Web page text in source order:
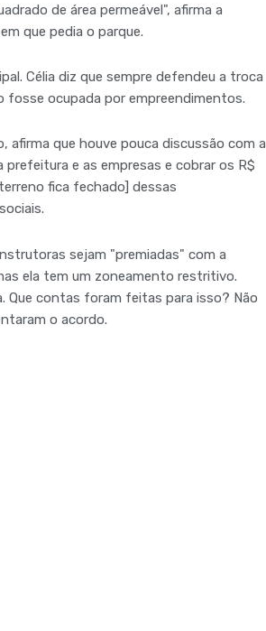
de área permeável", afirma a
que pedia o parque.
Célia diz que sempre defendeu a troca
fosse ocupada por empreendimentos.
que houve pouca discussão com a
e as empresas e cobrar os R$
fica fechado] dessas
sejam "premiadas" com a
ela tem um zoneamento restritivo.
Que contas foram feitas para isso? Não
o acordo.